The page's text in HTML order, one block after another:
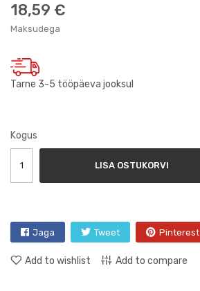
18,59 €
Maksudega
Tarne 3-5 tööpäeva jooksul
Kogus
LISA OSTUKORVI
Jaga Tweet Pinterest
Add to wishlist Add to compare